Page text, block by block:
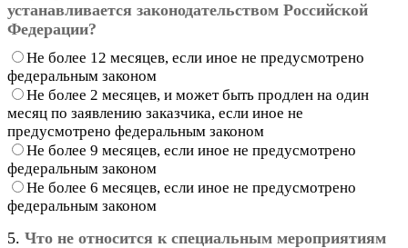
устанавливается законодательством Российской
Федерации?
Не более 12 месяцев, если иное не предусмотрено
федеральным законом
Не более 2 месяцев, и может быть продлен на один
месяц по заявлению заказчика, если иное не
предусмотрено федеральным законом
Не более 9 месяцев, если иное не предусмотрено
федеральным законом
Не более 6 месяцев, если иное не предусмотрено
федеральным законом
5. Что не относится к специальным мероприятиям